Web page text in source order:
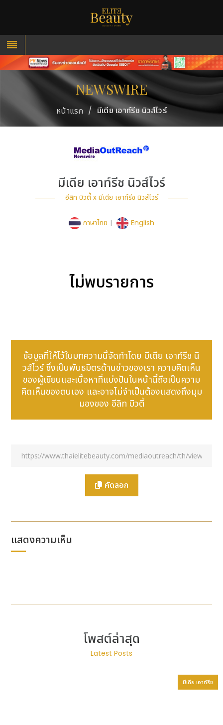
NEWSWIRE
หน้าแรก / มีเดีย เอาท์รีช นิวส์ไวร์
มีเดีย เอาท์รีช นิวส์ไวร์
อีลิท บิวตี้ x มีเดีย เอาท์รีช นิวส์ไวร์
ภาษาไทย | English
ไม่พบรายการ
ข้อมูลที่ให้ไว้ในบทความนี้จัดทำโดย มีเดีย เอาท์รีช นิ
วส์ไวร์ ซึ่งเป็นพันธมิตรด้านข่าวของเรา ความคิดเห็น
ของผู้เขียนและเนื้อหาที่แบ่งปันในหน้านี้ถือเป็นความ
คิดเห็นของตนเอง และอาจไม่จำเป็นต้องแสดงถึงมุม
มองของ อีลิท บิวตี้
คัดลอก
แสดงความเห็น
โพสต์ล่าสุด
Latest Posts
มีเดีย เอาท์รีช